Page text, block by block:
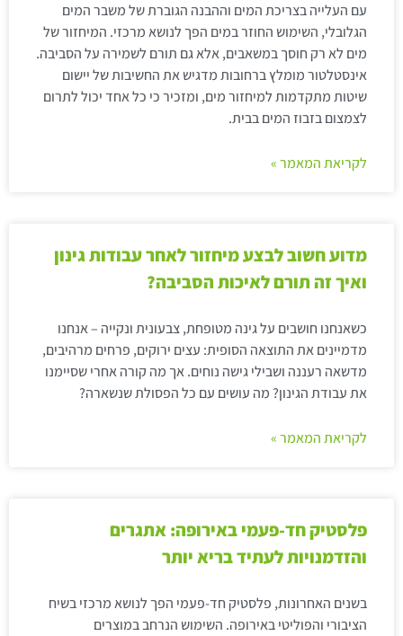
עם העלייה בצריכת המים וההבנה הגוברת של משבר המים
הגלובלי, השימוש החוזר במים הפך לנושא מרכזי. המיחזור של
מים לא רק חוסך במשאבים, אלא גם תורם לשמירה על הסביבה.
אינסטלטור מומלץ ברחובות מדגיש את החשיבות של יישום
שיטות מתקדמות למיחזור מים, ומזכיר כי כל אחד יכול לתרום
לצמצום בזבוז המים בבית.
לקריאת המאמר »
מדוע חשוב לבצע מיחזור לאחר עבודות גינון
ואיך זה תורם לאיכות הסביבה?
כשאנחנו חושבים על גינה מטופחת, צבעונית ונקייה – אנחנו
מדמיינים את התוצאה הסופית: עצים ירוקים, פרחים מרהיבים,
מדשאה רעננה ושבילי גישה נוחים. אך מה קורה אחרי שסיימנו
את עבודת הגינון? מה עושים עם כל הפסולת שנשארה?
לקריאת המאמר »
פלסטיק חד-פעמי באירופה: אתגרים
והזדמנויות לעתיד בריא יותר
בשנים האחרונות, פלסטיק חד-פעמי הפך לנושא מרכזי בשיח
הציבורי והפוליטי באירופה. השימוש הנרחב במוצרים